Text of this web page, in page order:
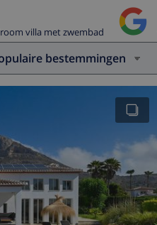
villa met zwembad
bestemmingen